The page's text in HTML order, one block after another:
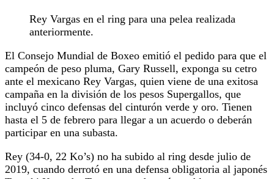
Rey Vargas en el ring para una pelea realizada
anteriormente.
El Consejo Mundial de Boxeo emitió el pedido para que el
campeón de peso pluma, Gary Russell, exponga su cetro
ante el mexicano Rey Vargas, quien viene de una exitosa
campaña en la división de los pesos Supergallos, que
incluyó cinco defensas del cinturón verde y oro. Tienen
hasta el 5 de febrero para llegar a un acuerdo o deberán
participar en una subasta.
Rey (34-0, 22 Ko’s) no ha subido al ring desde julio de
2019, cuando derrotó en una defensa obligatoria al japonés